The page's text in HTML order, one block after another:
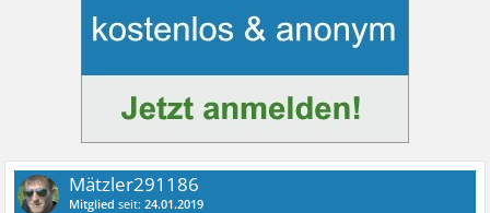
Mätzler291186
Mitglied seit:24.01.2019